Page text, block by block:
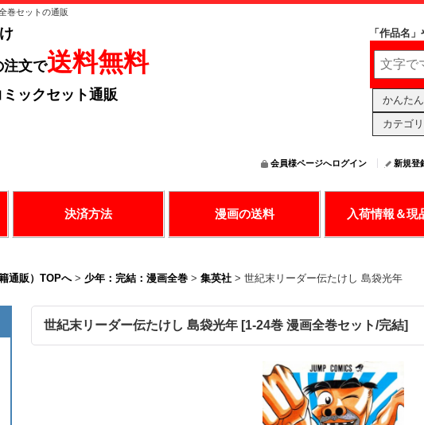
巻セットの通販
注文で送料無料
ックセット通販
「作品名
かんた
カテゴ
会員様ページへログイン 新規登
決済方法 漫画の送料 入荷情報＆現
通販）TOPへ > 少年：完結：漫画全巻 > 集英社 > 世紀末リーダー伝たけし 島袋光年
世紀末リーダー伝たけし 島袋光年 [1-24巻 漫画全巻セット/完結]